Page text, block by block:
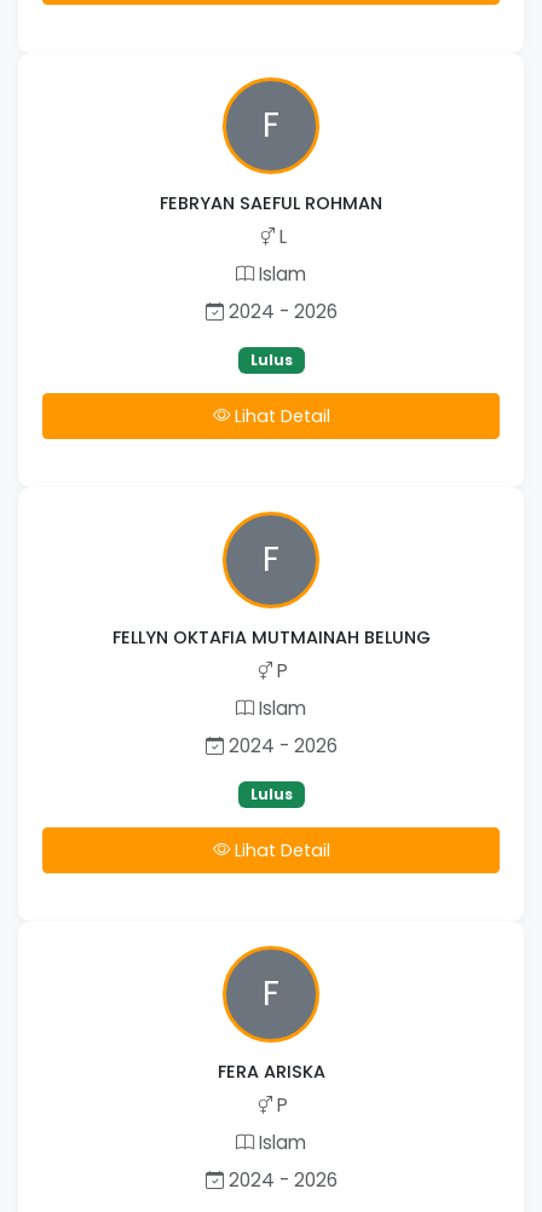
F
FEBRYAN SAEFUL ROHMAN
L
Islam
2024 - 2026
Lulus
Lihat Detail
F
FELLYN OKTAFIA MUTMAINAH BELUNG
P
Islam
2024 - 2026
Lulus
Lihat Detail
F
FERA ARISKA
P
Islam
2024 - 2026